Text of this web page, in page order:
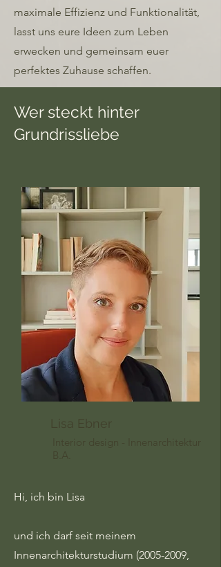
maximale Effizienz und Funktionalität,
lasst uns eure Ideen zum Leben
erwecken und gemeinsam euer
perfektes Zuhause schaffen.
Wer steckt hinter
Grundrissliebe
Lisa Ebner
Interior design - Innenarchitektur
B.A.
Hi, ich bin Lisa
und ich darf seit meinem
Innenarchitekturstudium (2005-2009,